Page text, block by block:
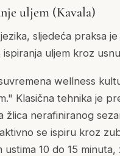
uljem (Kavala)
sljedeća praksa je
ispiranja uljem kroz
wellness
Klasična tehnika je
žlica nerafiniranog
se ispiru kroz
ustima 10 do 15 minuta,